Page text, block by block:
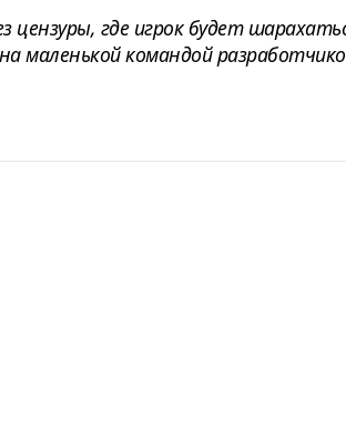
цензуры, где игрок будет
маленькой командой